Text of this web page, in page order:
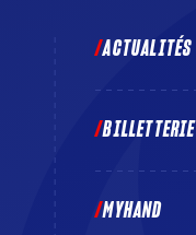
ACTUALITÉS
BILLETTERIE
MYHAND